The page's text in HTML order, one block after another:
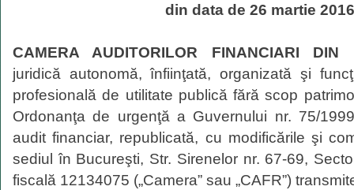
din data de 26 martie
CAMERA AUDITORILOR FINANCIARI DIN
juridică autonomă, înfiinţată, organizată şi
profesională de utilitate publică fără scop
Ordonanţa de urgenţă a Guvernului nr. 75/
audit financiar, republicată, cu modificările şi
sediul în Bucureşti, Str. Sirenelor nr. 67-69,
fiscală 12134075 („Camera” sau „CAFR”)